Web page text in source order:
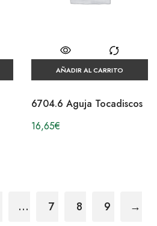
AÑADIR AL CARRITO
6704.6 Aguja Tocadiscos
16,65€
… 7 8 9 →